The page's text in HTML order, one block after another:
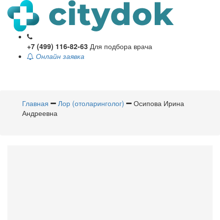
+7 (499) 116-82-63 Для подбора врача
Онлайн заявка
Главная
Лор (отоларинголог)
Осипова Ирина
Андреевна